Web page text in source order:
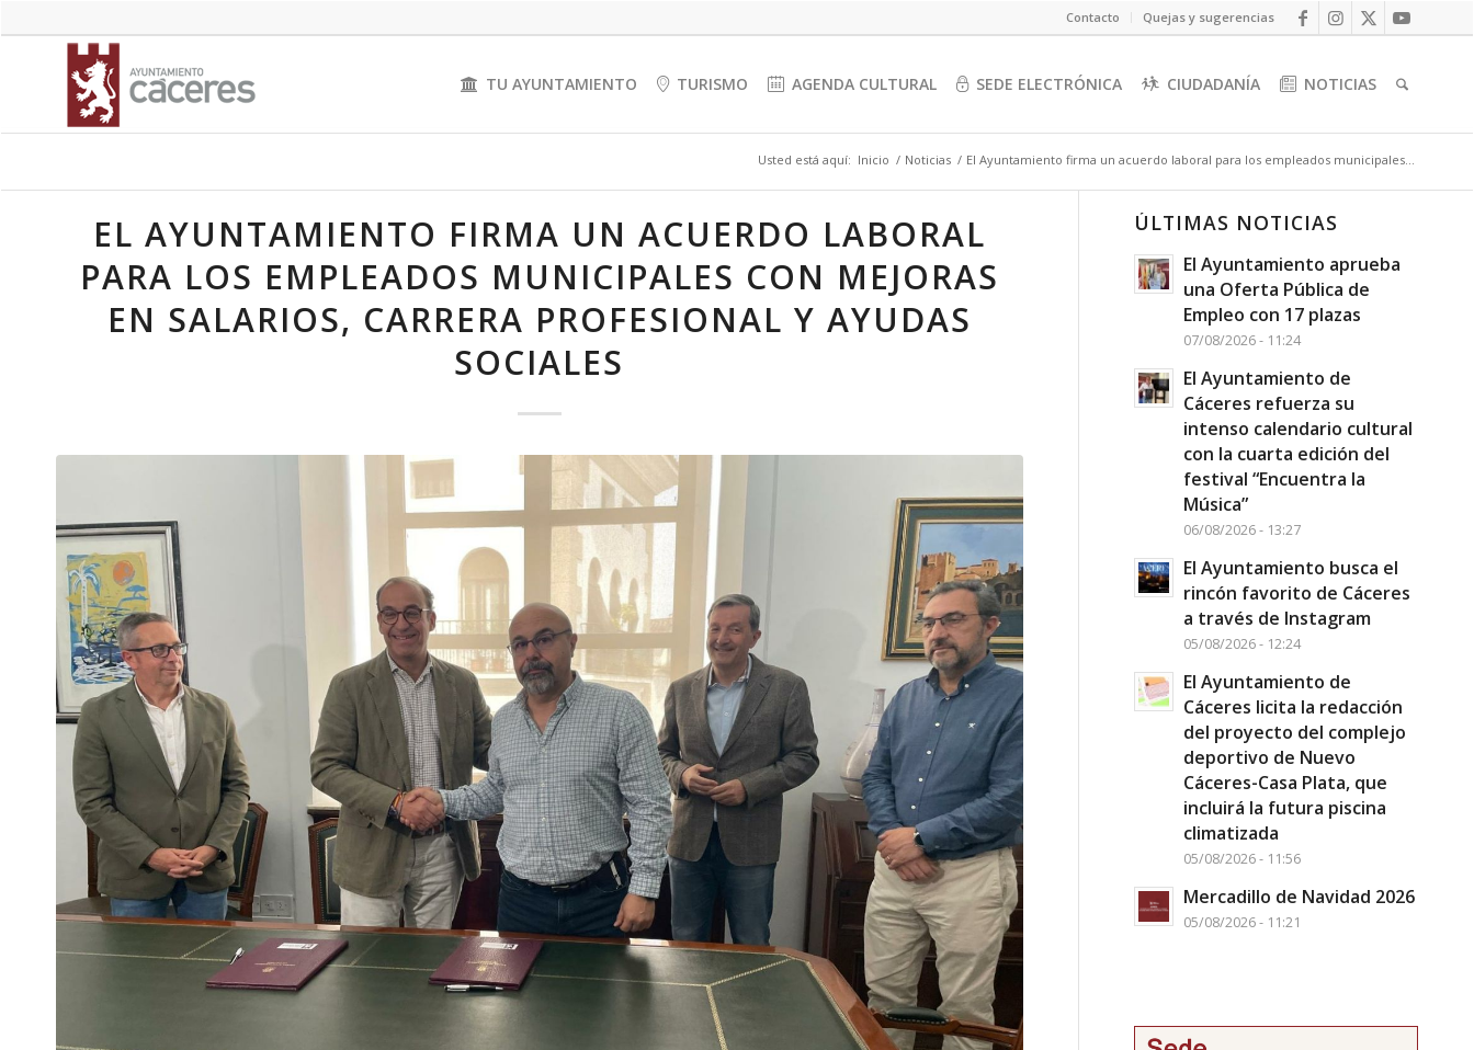
Contacto Quejas y sugerencias
TU AYUNTAMIENTO TURISMO AGENDA CULTURAL SEDE ELECTRÓNICA CIUDADANÍA NOTICIAS
Usted está aquí: Inicio / Noticias / El Ayuntamiento firma un acuerdo laboral para los empleados municipales...
EL AYUNTAMIENTO FIRMA UN ACUERDO LABORAL
PARA LOS EMPLEADOS MUNICIPALES CON MEJORAS
EN SALARIOS, CARRERA PROFESIONAL Y AYUDAS
SOCIALES
ÚLTIMAS NOTICIAS
El Ayuntamiento aprueba
una Oferta Pública de
Empleo con 17 plazas
07/08/2026 - 11:24
El Ayuntamiento de
Cáceres refuerza su
intenso calendario cultural
con la cuarta edición del
festival “Encuentra la
Música”
06/08/2026 - 13:27
El Ayuntamiento busca el
rincón favorito de Cáceres
a través de Instagram
05/08/2026 - 12:24
El Ayuntamiento de
Cáceres licita la redacción
del proyecto del complejo
deportivo de Nuevo
Cáceres-Casa Plata, que
incluirá la futura piscina
climatizada
05/08/2026 - 11:56
Mercadillo de Navidad 2026
05/08/2026 - 11:21